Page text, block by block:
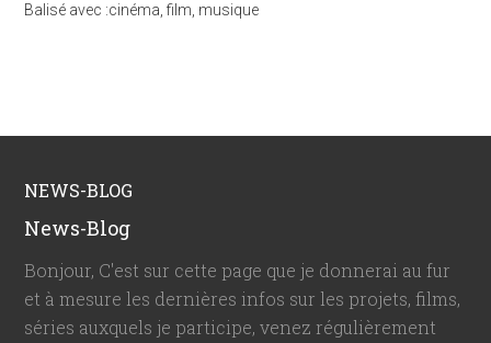
Balisé avec :cinéma ,film musique
NEWS-BLOG
News-Blog
Bonjour, C'est sur cette page que je donnerai au fur
et à mesure les dernières infos sur les projets, films,
séries auxquels je participe, venez régulièrement